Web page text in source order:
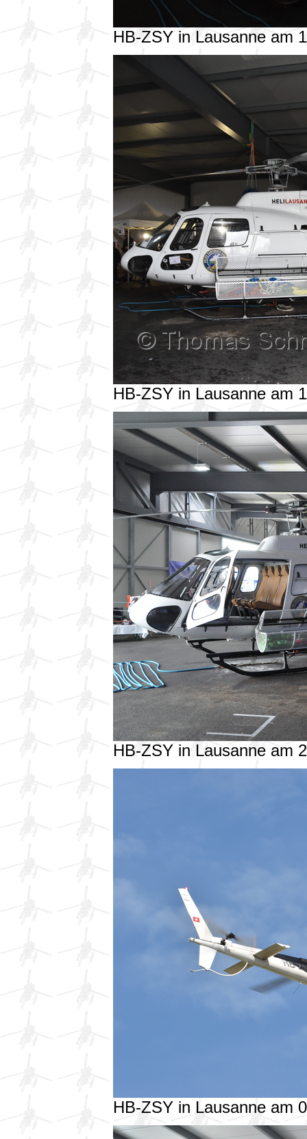
HB-ZSY in Lausanne am
HB-ZSY in Lausanne am
HB-ZSY in Lausanne am
HB-ZSY in Lausanne am